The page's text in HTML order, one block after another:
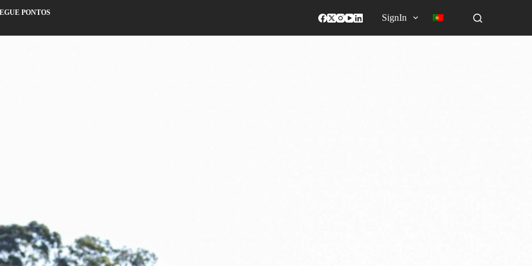
PONTOS
SignIn